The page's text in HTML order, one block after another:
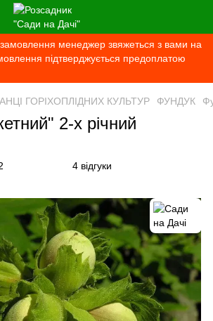
менеджер звяжеться з вами на
підтверджується предоплатою
ГОРІХОПЛІДНИХ КУЛЬТУР ФУНДУК
2-х річний
4 відгуки